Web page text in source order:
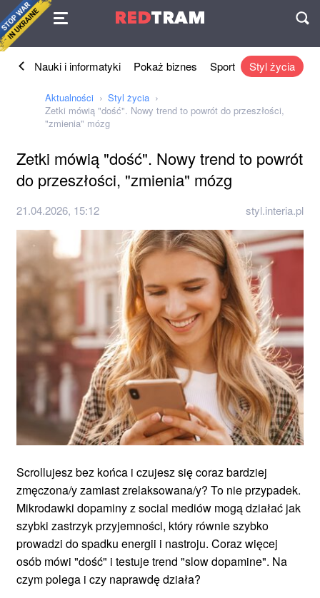
REDTRAM
Umowa
Nauki i informatyki Pokaż biznes Sport Styl życia
Aktualności
Styl życia
Zetki mówią "dość". Nowy trend to powrót do przeszłości,
"zmienia" mózg
Zetki mówią "dość". Nowy trend to powrót
do przeszłości, "zmienia" mózg
21.04.2026, 15:12 styl.interia.pl
Scrollujesz bez końca i czujesz się coraz bardziej
zmęczona/y zamiast zrelaksowana/y? To nie przypadek.
Mikrodawki dopaminy z social mediów mogą działać jak
szybki zastrzyk przyjemności, który równie szybko
prowadzi do spadku energii i nastroju. Coraz więcej
osób mówi "dość" i testuje trend "slow dopamine". Na
czym polega i czy naprawdę działa?